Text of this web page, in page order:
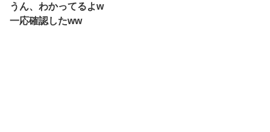
うん、わかってるよw
一応確認したww